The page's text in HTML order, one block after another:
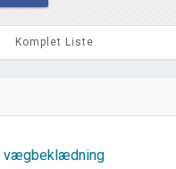
Komplet Liste
vægbeklædning